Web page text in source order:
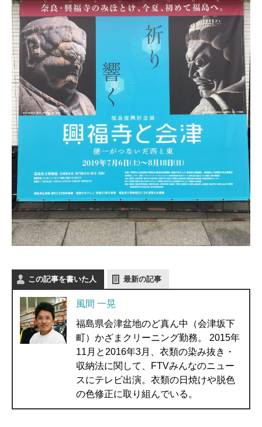
この記事を書いた人 最新の記事
風間 一晃
福島県会津盆地のど真ん中（会津坂下
町）かざまクリーニング勤務。 2015年
11月と2016年3月、衣類の染み抜き・
収納法に関して、FTVみんなのニュー
スにテレビ出演。衣類の日焼けや脱色
の色修正に取り組んでいる。